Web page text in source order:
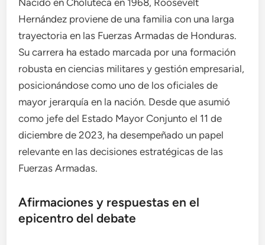
Nacido en Choluteca en 1968, Roosevelt
Hernández proviene de una familia con una larga
trayectoria en las Fuerzas Armadas de Honduras.
Su carrera ha estado marcada por una formación
robusta en ciencias militares y gestión empresarial,
posicionándose como uno de los oficiales de
mayor jerarquía en la nación. Desde que asumió
como jefe del Estado Mayor Conjunto el 11 de
diciembre de 2023, ha desempeñado un papel
relevante en las decisiones estratégicas de las
Fuerzas Armadas.
Afirmaciones y respuestas en el
epicentro del debate